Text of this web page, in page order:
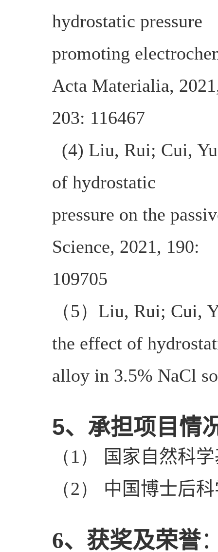
hydrostatic pressure
promoting
Acta Materialia,
203: 116467
(4) Liu, Rui; Cui,
of hydrostatic
pressure on the
Science, 2021, 190:
109705
（5）Liu, Rui; Cui,
the effect of
alloy in 3.5% NaCl
5、承担项目情
（ 1 ）
国家自然科
（2） 中国博士后
6、获奖及荣誉